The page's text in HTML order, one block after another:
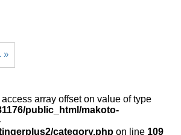
»
access array offset on value of type
public_html/makoto-
category.php on line 109